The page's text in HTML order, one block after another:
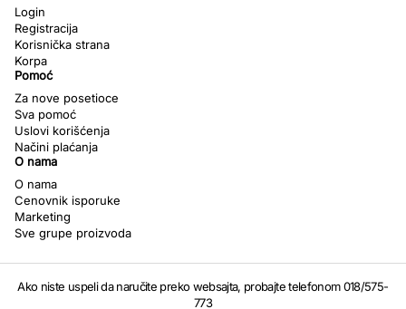
Login
Registracija
Korisnička strana
Korpa
Pomoć
Za nove posetioce
Sva pomoć
Uslovi korišćenja
Načini plaćanja
O nama
O nama
Cenovnik isporuke
Marketing
Sve grupe proizvoda
Ako niste uspeli da naručite preko websajta, probajte telefonom 018/575-
773